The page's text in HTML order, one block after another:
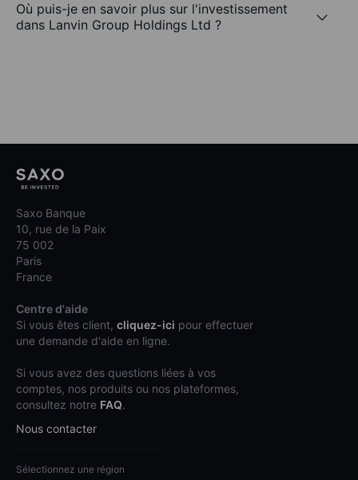
Où puis-je en savoir plus sur l'investissement
dans Lanvin Group Holdings Ltd ?
Saxo Banque
10, rue de la Paix
75 002
Paris
France
Centre d'aide
Si vous êtes client, cliquez-ici pour effectuer
une demande d'aide en ligne.
Si vous avez des questions liées à vos
comptes, nos produits ou nos plateformes,
consultez notre FAQ.
Nous contacter
Sélectionnez une région